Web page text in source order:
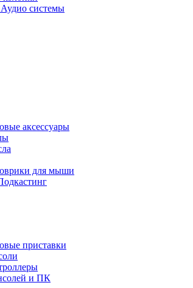
системы
аксессуары
для мыши
приставки
и ПК